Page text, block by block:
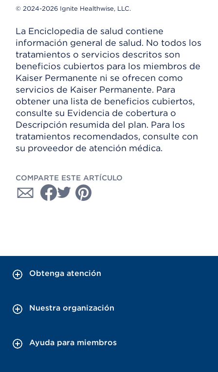
© 2024-2026 Ignite Healthwise, LLC.
La Enciclopedia de salud contiene
información general de salud. No todos los
tratamientos o servicios descritos son
beneficios cubiertos para los miembros de
Kaiser Permanente ni se ofrecen como
servicios de Kaiser Permanente. Para
obtener una lista de beneficios cubiertos,
consulte su Evidencia de cobertura o
Descripción resumida del plan. Para los
tratamientos recomendados, consulte con
su proveedor de atención médica.
COMPARTE ESTE ARTÍCULO
Obtenga atención
Nuestra organización
Ayuda para miembros